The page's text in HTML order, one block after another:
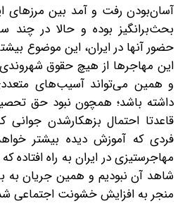
آسان‌بودن رفت و آمد بین مرزهای
بحث‌برانگیز بوده و حالا در چند
حضور آنها در ایران، این موضوع
این مهاجرها از هیچ حقوق شهروندی
و همین می‌تواند آسیب‌های
داشته باشد؛ همچون نبود حق
قاعدتا احتمال بزهکارشدن
فردی که آموزش دیده بیشتر
مهاجرستیزی در ایران به راه
شاهد آن نبودیم و همین جریان به
منجر به افزایش خشونت اجتماعی